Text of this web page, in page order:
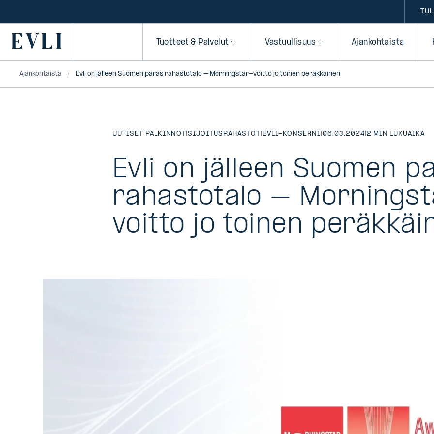
Primary Tuotteet & Palvelut Vastuullisuus Ajankohtaista
Ajankohtaista Evli on jälleen Suomen paras rahastotalo – Morningstar-voitto jo toinen peräkkäinen
UUTISET | PALKINNOT |SIJOITUSRAHASTOT | EVLI-KONSERNI|06.03.2024|2 MIN LUKUAIKA
Evli on jälleen Suomen
rahastotalo –
voitto jo toinen